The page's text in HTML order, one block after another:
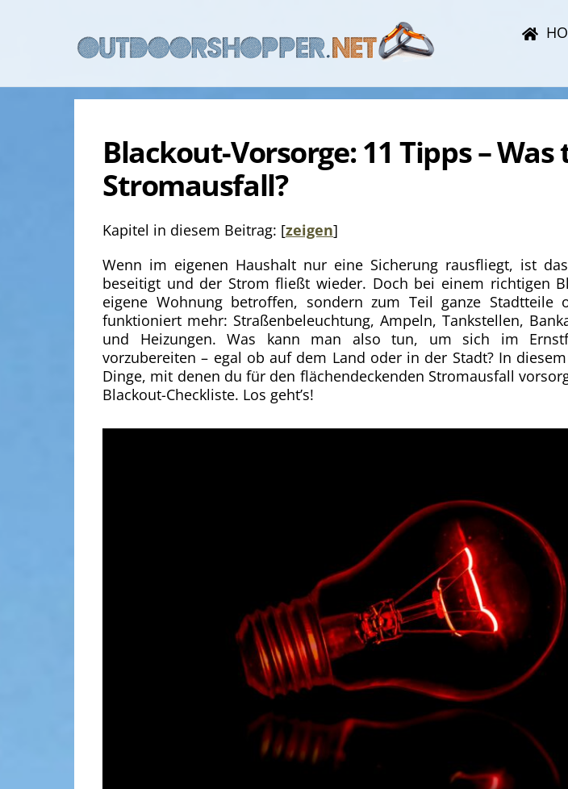
Blackout-Vorsorge: 11 Tipps –
Stromausfall?
Kapitel in diesem Beitrag: [zeigen]
Wenn im eigenen Haushalt nur eine Sicherung rausfliegt, ist
beseitigt und der Strom fließt wieder. Doch bei einem richtigen
eigene Wohnung betroffen, sondern zum Teil ganze Stadtteile
funktioniert mehr: Straßenbeleuchtung, Ampeln, Tankstellen,
und Heizungen. Was kann man also tun, um sich im
vorzubereiten – egal ob auf dem Land oder in der Stadt? In
Dinge, mit denen du für den flächendeckenden Stromausfall
Blackout-Checkliste. Los geht’s!